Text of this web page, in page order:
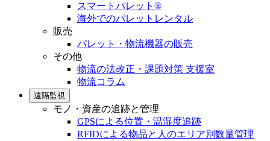
スマートパレット®
海外でのパレットレンタル
販売
パレット・物流機器の販売
その他
物流の法改正・課題対策 支援室
物流コラム
遠隔監視
モノ・資産の追跡と管理
GPSによる位置・温湿度追跡
RFIDによる物品と人のエリア別数量管理